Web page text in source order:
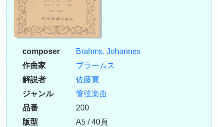
composer
Brahms, Johannes
作曲家
ブラームス
解説者
佐藤寛
ジャンル
管弦楽曲
品番
200
版型
A5 / 40頁